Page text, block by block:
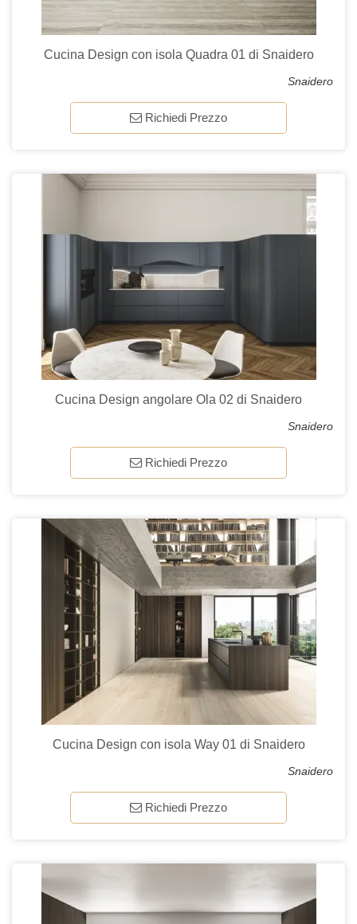
Cucina Design con isola Quadra 01 di Snaidero
Snaidero
Richiedi Prezzo
Cucina Design angolare Ola 02 di Snaidero
Snaidero
Richiedi Prezzo
Cucina Design con isola Way 01 di Snaidero
Snaidero
Richiedi Prezzo